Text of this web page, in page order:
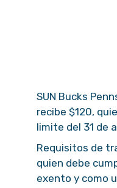
SUN Bucks
recibe $120,
limite del 31 de
Requisitos de
quien debe
exento y como